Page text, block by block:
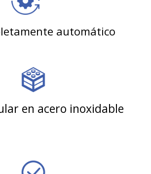
automático
en acero inoxidable